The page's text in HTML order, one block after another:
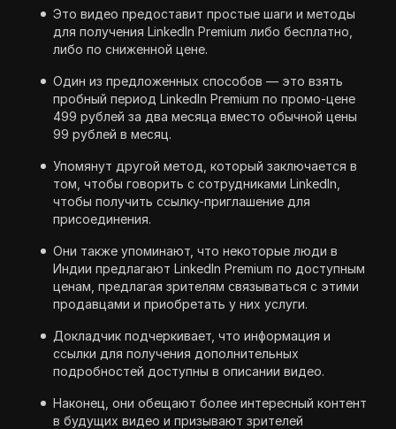
Это видео предоставит простые шаги и методы
для получения LinkedIn Premium либо бесплатно,
либо по сниженной цене.
Один из предложенных способов — это взять
пробный период LinkedIn Premium по промо-цене
499 рублей за два месяца вместо обычной цены
99 рублей в месяц.
Упомянут другой метод, который заключается в
том, чтобы говорить с сотрудниками LinkedIn,
чтобы получить ссылку-приглашение для
присоединения.
Они также упоминают, что некоторые люди в
Индии предлагают LinkedIn Premium по доступным
ценам, предлагая зрителям связываться с этими
продавцами и приобретать у них услуги.
Докладчик подчеркивает, что информация и
ссылки для получения дополнительных
подробностей доступны в описании видео.
Наконец, они обещают более интересный контент
в будущих видео и призывают зрителей